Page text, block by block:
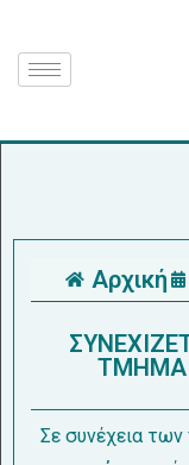
Αρχική
ΤΜΗΜΑ
Σε συνέχεια